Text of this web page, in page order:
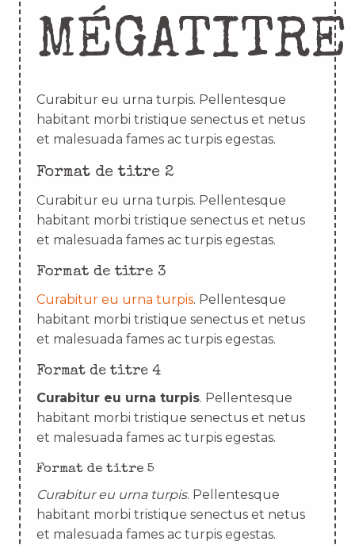
MÉGATITRE
Curabitur eu urna turpis. Pellentesque
habitant morbi tristique senectus et netus
et malesuada fames ac turpis egestas.
Format de titre 2
Curabitur eu urna turpis. Pellentesque
habitant morbi tristique senectus et netus
et malesuada fames ac turpis egestas.
Format de titre 3
Curabitur eu urna turpis. Pellentesque
habitant morbi tristique senectus et netus
et malesuada fames ac turpis egestas.
Format de titre 4
Curabitur eu urna turpis. Pellentesque
habitant morbi tristique senectus et netus
et malesuada fames ac turpis egestas.
Format de titre 5
Curabitur eu urna turpis. Pellentesque
habitant morbi tristique senectus et netus
et malesuada fames ac turpis egestas.